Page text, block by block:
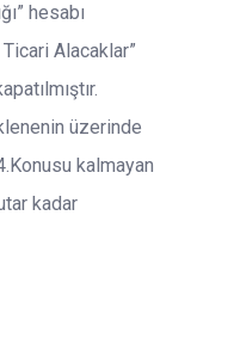
hesabı
Alacaklar”
üzerinde
kalmayan
kadar